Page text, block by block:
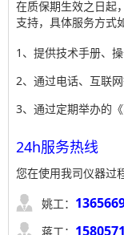
在质保期生效之日起
支持，具体服务方式
1、提供技术手册、
2、通过电话、互联
3、通过定期举办的
24h服务热线
您在使用我司仪器过
 姚工：

蒋工：